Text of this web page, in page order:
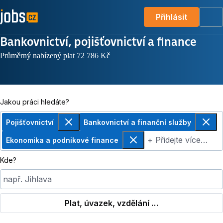
Přihlásit
Bankovnictví, pojišťovnictví a finance
Průměrný nabízený plat 72 786 Kč
Jakou práci hledáte?
Pojišťovnictví
Odebrat
Bankovnictví a finanční služby
Ekonomika a podnikové finance
Odebrat+ Přidejte více…
Kde?
např. Jihlava
Plat, úvazek, vzdělání …